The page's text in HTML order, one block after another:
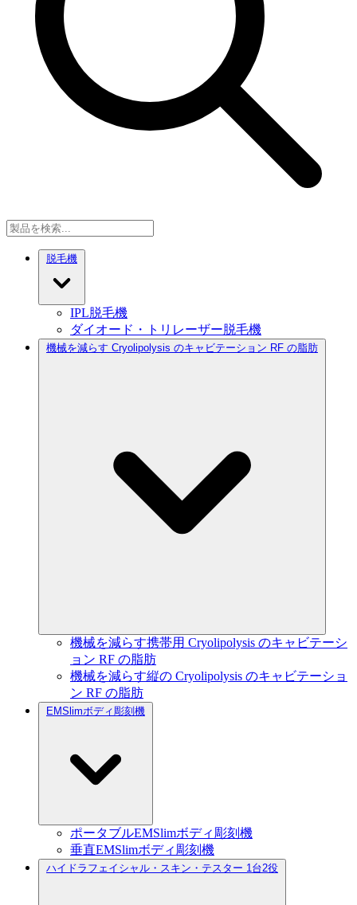
脱毛機
IPL脱毛機
ダイオード・トリレーザー脱毛機
機械を減らす Cryolipolysis のキャビテーション RF の脂肪
機械を減らす携帯用 Cryolipolysis のキャビテーシ
ョン RF の脂肪
機械を減らす縦の Cryolipolysis のキャビテーショ
ン RF の脂肪
EMSlimボディ彫刻機
ポータブルEMSlimボディ彫刻機
垂直EMSlimボディ彫刻機
ハイドラフェイシャル・スキン・テスター 1台2役